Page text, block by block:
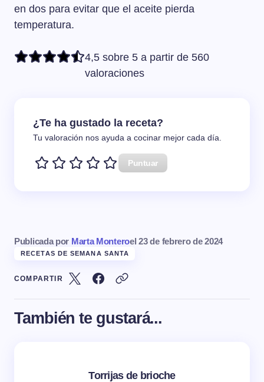
en dos para evitar que el aceite pierda
temperatura.
4,5 sobre 5 a partir de 560
valoraciones
¿Te ha gustado la receta?
Tu valoración nos ayuda a cocinar mejor cada día.
Puntuar
Publicada por Marta Monteroel 23 de febrero de 2024
RECETAS DE SEMANA SANTA
COMPARTIR
También te gustará...
Torrijas de brioche